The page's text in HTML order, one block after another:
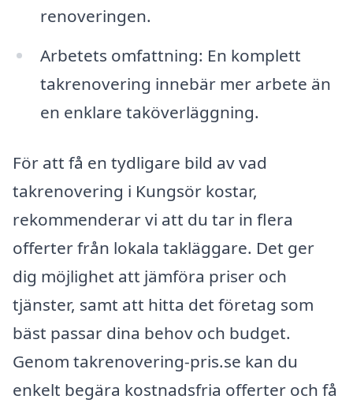
renoveringen.
Arbetets omfattning: En komplett
takrenovering innebär mer arbete än
en enklare taköverläggning.
För att få en tydligare bild av vad
takrenovering i Kungsör kostar,
rekommenderar vi att du tar in flera
offerter från lokala takläggare. Det ger
dig möjlighet att jämföra priser och
tjänster, samt att hitta det företag som
bäst passar dina behov och budget.
Genom takrenovering-pris.se kan du
enkelt begära kostnadsfria offerter och få